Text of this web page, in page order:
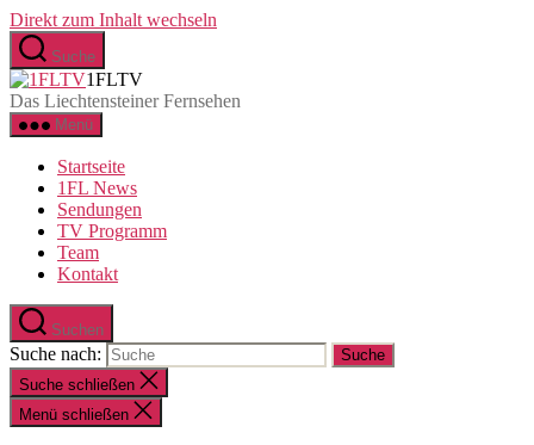
Direkt zum Inhalt wechseln
Suche
1FLTV
Das Liechtensteiner Fernsehen
Menü
Startseite
1FL News
Sendungen
TV Programm
Team
Kontakt
Suchen
Suche nach:
Suche schließen
Menü schließen